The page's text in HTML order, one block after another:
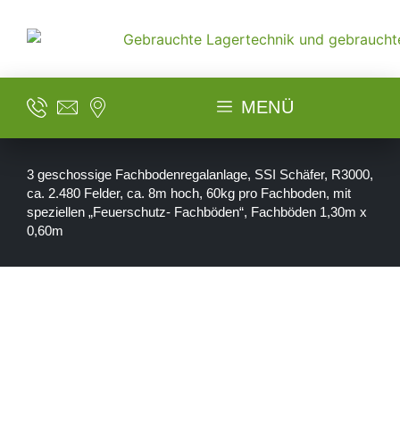
MENÜ
3 geschossige Fachbodenregalanlage, SSI Schäfer, R3000,
ca. 2.480 Felder, ca. 8m hoch, 60kg pro Fachboden, mit
speziellen „Feuerschutz- Fachböden“, Fachböden 1,30m x
0,60m